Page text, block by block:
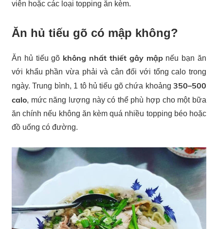
viên hoặc các loại topping ăn kèm.
Ăn hủ tiếu gõ có mập không?
Ăn hủ tiếu gõ không nhất thiết gây mậpnếu bạn ăn
với khẩu phần vừa phải và cân đối với tổng calo trong
ngày. Trung bình, 1 tô hủ tiếu gõ chứa khoảng 350–500
calo, mức năng lượng này có thể phù hợp cho một bữa
ăn chính nếu không ăn kèm quá nhiều topping béo hoặc
đồ uống có đường.